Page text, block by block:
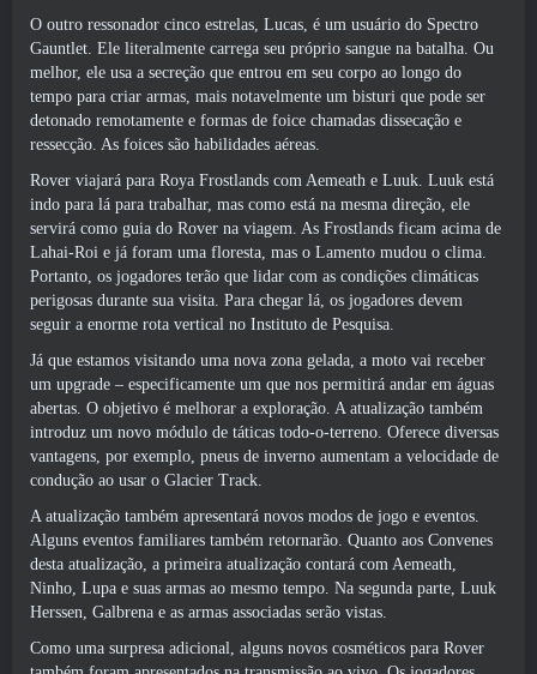
O outro ressonador cinco estrelas, Lucas, é um usuário do Spectro
Gauntlet. Ele literalmente carrega seu próprio sangue na batalha. Ou
melhor, ele usa a secreção que entrou em seu corpo ao longo do
tempo para criar armas, mais notavelmente um bisturi que pode ser
detonado remotamente e formas de foice chamadas dissecação e
ressecção. As foices são habilidades aéreas.
Rover viajará para Roya Frostlands com Aemeath e Luuk. Luuk está
indo para lá para trabalhar, mas como está na mesma direção, ele
servirá como guia do Rover na viagem. As Frostlands ficam acima de
Lahai-Roi e já foram uma floresta, mas o Lamento mudou o clima.
Portanto, os jogadores terão que lidar com as condições climáticas
perigosas durante sua visita. Para chegar lá, os jogadores devem
seguir a enorme rota vertical no Instituto de Pesquisa.
Já que estamos visitando uma nova zona gelada, a moto vai receber
um upgrade – especificamente um que nos permitirá andar em águas
abertas. O objetivo é melhorar a exploração. A atualização também
introduz um novo módulo de táticas todo-o-terreno. Oferece diversas
vantagens, por exemplo, pneus de inverno aumentam a velocidade de
condução ao usar o Glacier Track.
A atualização também apresentará novos modos de jogo e eventos.
Alguns eventos familiares também retornarão. Quanto aos Convenes
desta atualização, a primeira atualização contará com Aemeath,
Ninho, Lupa e suas armas ao mesmo tempo. Na segunda parte, Luuk
Herssen, Galbrena e as armas associadas serão vistas.
Como uma surpresa adicional, alguns novos cosméticos para Rover